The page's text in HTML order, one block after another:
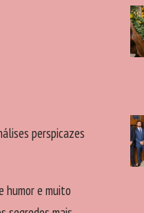
perspicazes
humor e muito